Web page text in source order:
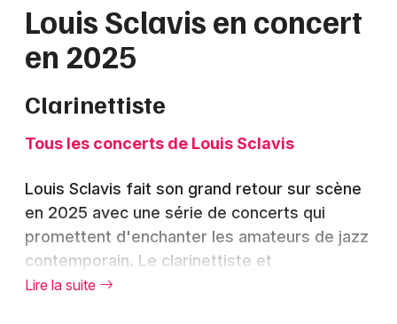
Activité & Expérience
Foires & salons
Spectacles
Bordeaux
Colmar
Mulhouse
Montpellier
Nantes
Louis Sclavis en concert
en 2025
Clarinettiste
Tous les concerts de Louis Sclavis
Louis Sclavis fait son grand retour sur scène
en 2025 avec une série de concerts qui
promettent d'enchanter les amateurs de jazz
contemporain. Le clarinettiste et
saxophoniste français présente ses
Lire la suite
Quand ?
Aujourd'hui
Demain